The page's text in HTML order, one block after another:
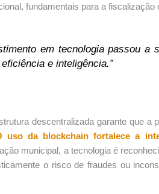
fundamentais para a fiscalização
em tecnologia passou a
e inteligência.”
descentralizada garante que a
uso da blockchain fortalece a
municipal, a tecnologia é
o risco de fraudes ou